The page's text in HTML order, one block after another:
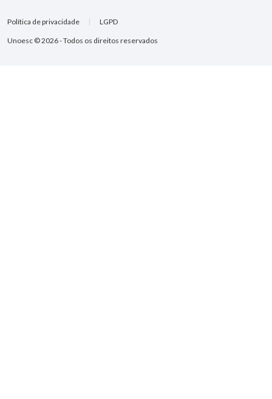
Unoesc © 2026 - Todos os direitos reservados
Política de privacidade LGPD